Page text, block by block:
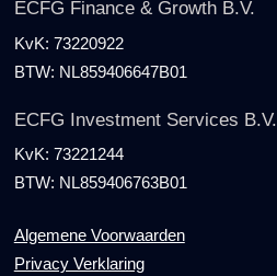
ECFG Finance & Growth B.V.
KvK: 73220922
BTW: NL859406647B01
ECFG Investment Services B.V.
KvK: 73221244
BTW: NL859406763B01
Algemene Voorwaarden
Privacy Verklaring